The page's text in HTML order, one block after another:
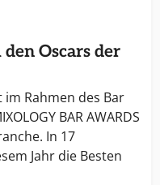
Oscars der
Rahmen des Bar
BAR AWARDS
In 17
Jahr die Besten